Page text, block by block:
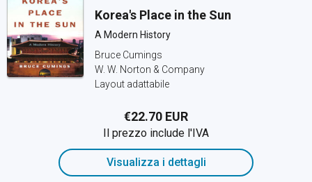
Korea's Place in the Sun
A Modern History
Bruce Cumings
W. W. Norton & Company
Layout adattabile
€22.70 EUR
Il prezzo include l'IVA
Visualizza i dettagli